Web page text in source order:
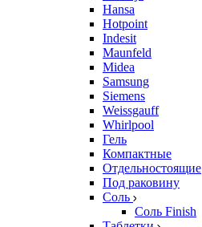
Hansa
Hotpoint
Indesit
Maunfeld
Midea
Samsung
Siemens
Weissgauff
Whirlpool
Гель
Компактные
Отдельностоящие
Под раковину
Соль
Соль Finish